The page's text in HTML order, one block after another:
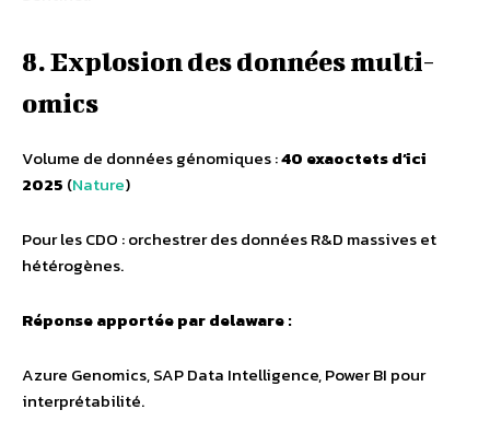
8. Explosion des données multi-
omics
Volume de données génomiques :40 exaoctets d’ici
2025 (Nature)
Pour les CDO : orchestrer des données R&D massives et
hétérogènes.
Réponse apportée par delaware :
Azure Genomics, SAP Data Intelligence, Power BI pour
interprétabilité.